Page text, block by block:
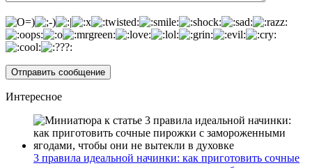
Интересное
3 правила идеальной начинки: как приготовить сочные